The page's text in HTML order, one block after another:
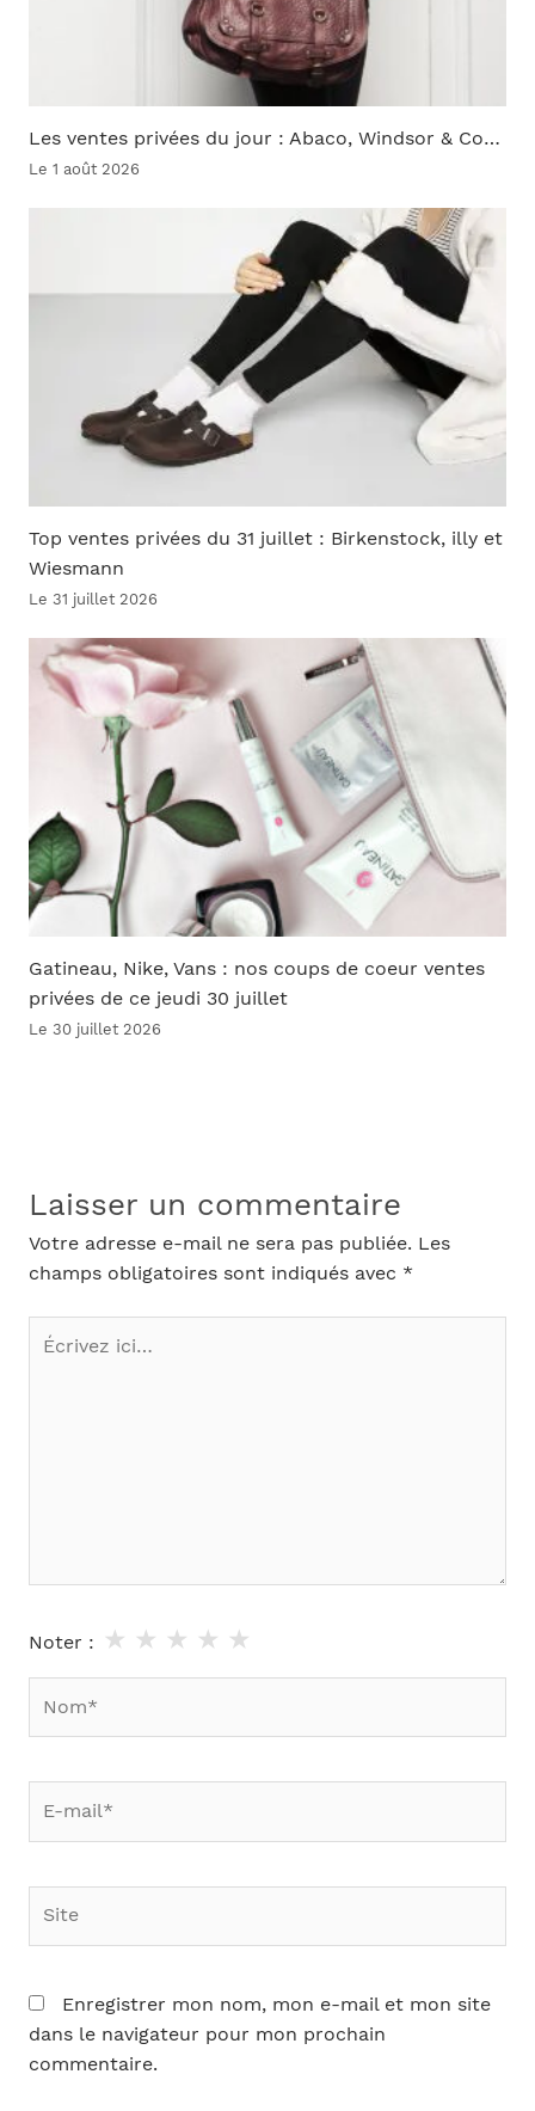
Les ventes privées du jour : Abaco, Windsor & Co…
Le 1 août 2026
Top ventes privées du 31 juillet : Birkenstock, illy et
Wiesmann
Le 31 juillet 2026
Gatineau, Nike, Vans : nos coups de coeur ventes
privées de ce jeudi 30 juillet
Le 30 juillet 2026
Laisser un commentaire
Votre adresse e-mail ne sera pas publiée. Les
champs obligatoires sont indiqués avec *
Écrivez
ici…
Noter : ★
★
★
★
★
Enregistrer mon nom, mon e-mail et mon site
dans le navigateur pour mon prochain
commentaire.